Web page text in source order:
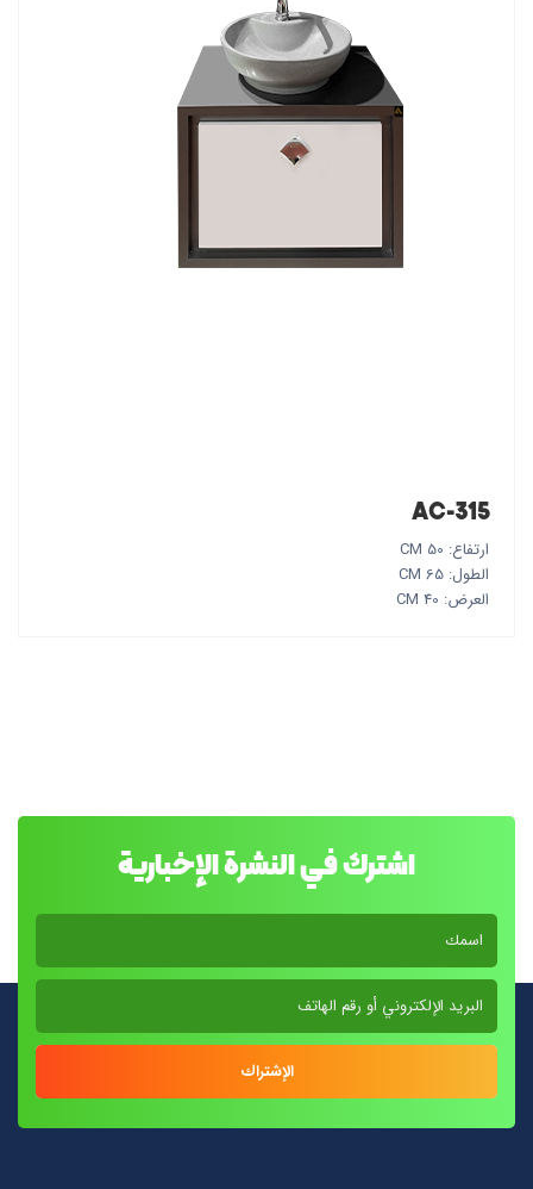
AC-315
ارتفاع: 50 CM
الطول: 65 CM
العرض: 40 CM
اشترك في النشرة الإخبارية
الإشتراك